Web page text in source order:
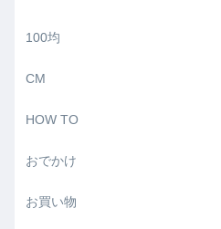
100均
CM
HOW TO
おでかけ
お買い物